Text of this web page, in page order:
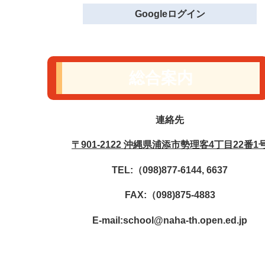
Googleログイン
連絡先
〒901-2122 沖縄県浦添市勢理客4丁目22番1
TEL:（098)877-6144, 6637
FAX:（098)875-4883
E-mail:school@naha-th.open.ed.jp